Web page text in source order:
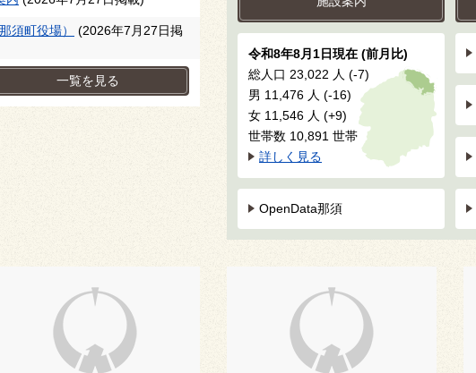
一覧を見る
須町役場）
(2026年7月27日掲
令和8年8月1日現在 (前月比)
総人口 23,022 人 (-7)
男 11,476 人 (-16)
女 11,546 人 (+9)
世帯数 10,891 世帯
詳しく見る
OpenData那須